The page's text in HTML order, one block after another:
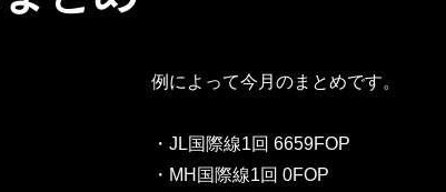
例によって今月のまとめです。
・JL国際線1回 6659FOP
・MH国際線1回 0FOP